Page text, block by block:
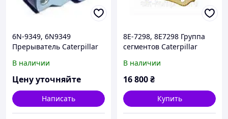
6N-9349, 6N9349
Прерыватель Caterpillar
В наличии
Цену уточняйте
Написать
8E-7298, 8E7298 Группа
сегментов Caterpillar
В наличии
16 800₴
Купить